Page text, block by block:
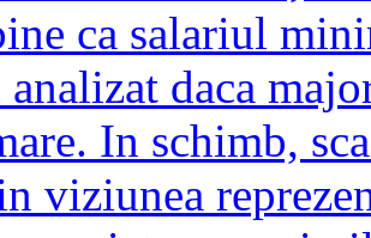
ca salariul
daca
In schimb,
viziunea